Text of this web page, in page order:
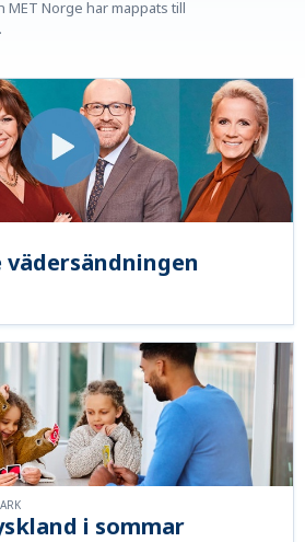
Norge har mappats till
vädersändningen
i sommar